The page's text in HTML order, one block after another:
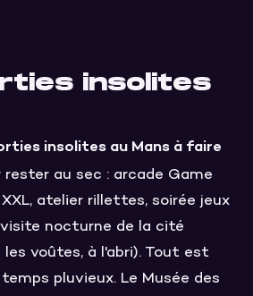
insolites
insolites au Mans à faire
rester au sec : arcade Game
atelier rillettes, soirée jeux
nocturne de la cité
voûtes, à l'abri). Tout est
pluvieux. Le Musée des